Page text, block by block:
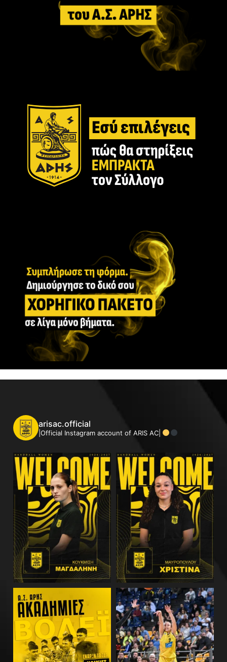
arisac.official
|Official Instagram account of ARIS AC|